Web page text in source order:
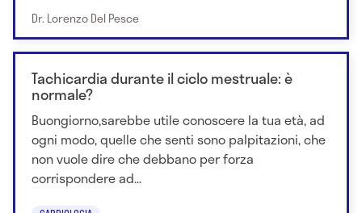
Dr. Lorenzo Del Pesce
Tachicardia durante il ciclo mestruale: è
normale?
Buongiorno,sarebbe utile conoscere la tua età, ad
ogni modo, quelle che senti sono palpitazioni, che
non vuole dire che debbano per forza
corrispondere ad...